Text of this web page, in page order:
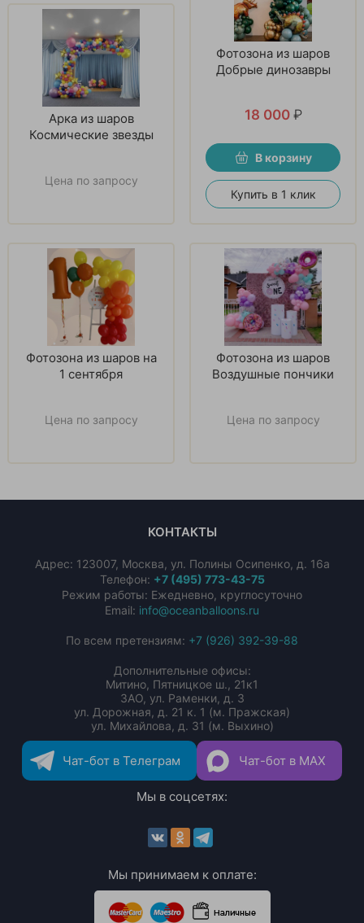
Арка из шаров
Космические звезды
Цена по запросу
Фотозона из шаров
Добрые динозавры
18 000 ₽
В корзину
Купить в 1 клик
Фотозона из шаров на
1 сентября
Цена по запросу
Фотозона из шаров
Воздушные пончики
Цена по запросу
КОНТАКТЫ
Адрес: 123007, Москва, ул. Полины Осипенко, д. 16а
Телефон: +7 (495) 773-43-75
Режим работы: Ежедневно, круглосуточно
Email: info@oceanballoons.ru
По всем претензиям: +7 (926) 392-39-88
Дополнительные офисы:
Митино, Пятницкое ш., 21к1
ЗАО, ул. Раменки, д. 3
ул. Дорожная, д. 21 к. 1 (м. Пражская)
ул. Михайлова, д. 31 (м. Выхино)
Чат-бот в Телеграм Чат-бот в MAX
Мы в соцсетях:
Мы принимаем к оплате: